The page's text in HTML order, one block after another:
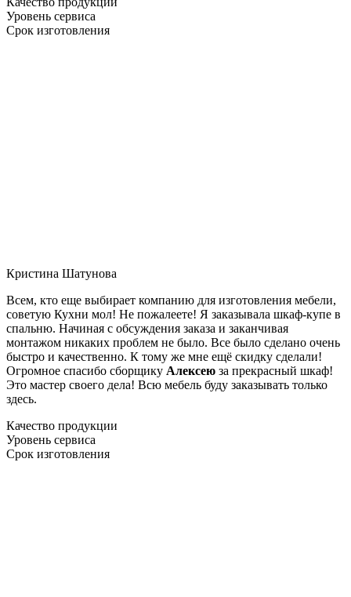
Уровень сервиса
Срок изготовления
Кристина Шатунова
Всем, кто еще выбирает компанию для изготовления мебели,
советую Кухни мол! Не пожалеете! Я заказывала шкаф-купе в
спальню. Начиная с обсуждения заказа и заканчивая
монтажом никаких проблем не было. Все было сделано очень
быстро и качественно. К тому же мне ещё скидку сделали!
Огромное спасибо сборщику Алексею за прекрасный шкаф!
Это мастер своего дела! Всю мебель буду заказывать только
здесь.
Качество продукции
Уровень сервиса
Срок изготовления